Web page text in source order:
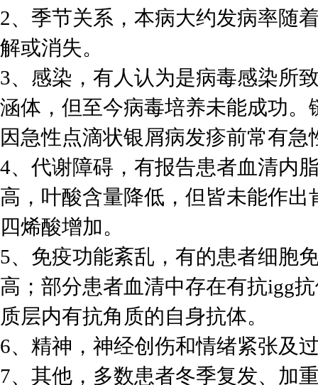
2、季节关系，本病大约发病率随
解或消失。
3、感染，有人认为是病毒感染所
涵体，但至今病毒培养未能成功
因急性点滴状银屑病发疹前常有
4、代谢障碍，有报告患者血清内
高，叶酸含量降低，但皆未能作
四烯酸增加。
5、免疫功能紊乱，有的患者细胞
高；部分患者血清中存在有抗igg
质层内有抗角质的自身抗体。
6、精神，神经创伤和情绪紧张及
7、其他，多数患者冬季复发、加